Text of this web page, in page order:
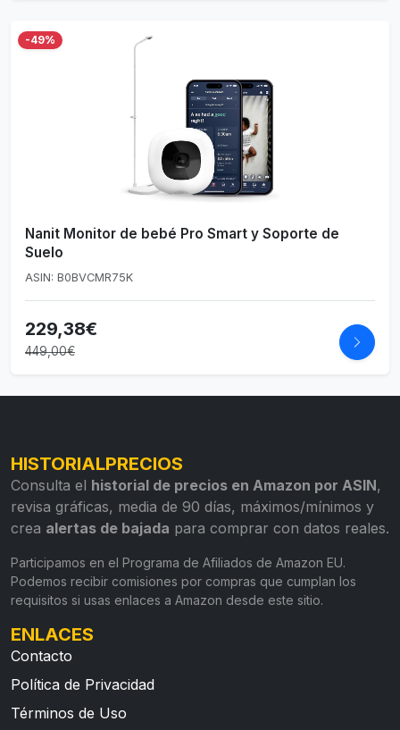
-49%
Nanit Monitor de bebé Pro Smart y Soporte de
Suelo
ASIN: B0BVCMR75K
229,38€
449,00€
HISTORIALPRECIOS
Consulta el historial de precios en Amazon por ASIN,
revisa gráficas, media de 90 días, máximos/mínimos y
crea alertas de bajada para comprar con datos reales.
Participamos en el Programa de Afiliados de Amazon EU.
Podemos recibir comisiones por compras que cumplan los
requisitos si usas enlaces a Amazon desde este sitio.
ENLACES
Contacto
Política de Privacidad
Términos de Uso